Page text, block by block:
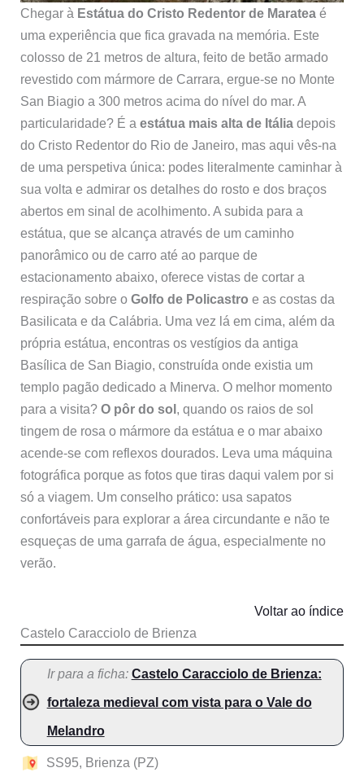
Chegar à Estátua do Cristo Redentor de Marateaé
uma experiência que fica gravada na memória. Este
colosso de 21 metros de altura, feito de betão armado
revestido com mármore de Carrara, ergue-se no Monte
San Biagio a 300 metros acima do nível do mar. A
particularidade? É a estátua mais alta de Itáliadepois
do Cristo Redentor do Rio de Janeiro, mas aqui vês-na
de uma perspetiva única: podes literalmente caminhar à
sua volta e admirar os detalhes do rosto e dos braços
abertos em sinal de acolhimento. A subida para a
estátua, que se alcança através de um caminho
panorâmico ou de carro até ao parque de
estacionamento abaixo, oferece vistas de cortar a
respiração sobre o Golfo de Policastro e as costas da
Basilicata e da Calábria. Uma vez lá em cima, além da
própria estátua, encontras os vestígios da antiga
Basílica de San Biagio, construída onde existia um
templo pagão dedicado a Minerva. O melhor momento
para a visita? O pôr do sol , quando os raios de sol
tingem de rosa o mármore da estátua e o mar abaixo
acende-se com reflexos dourados. Leva uma máquina
fotográfica porque as fotos que tiras daqui valem por si
só a viagem. Um conselho prático: usa sapatos
confortáveis para explorar a área circundante e não te
esqueças de uma garrafa de água, especialmente no
verão.
Castelo Caracciolo de Brienza
Voltar ao índice
Ir para a ficha: Castelo Caracciolo de Brienza:
fortaleza medieval com vista para o Vale do
Melandro
SS95, Brienza (PZ)